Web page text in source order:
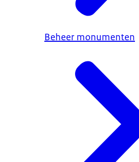
Beheer monumenten